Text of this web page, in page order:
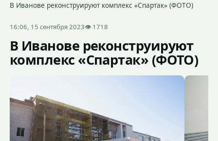
В Иванове реконструируют комплекс «Спартак» (ФОТО)
16:06, 15 сентября 2023👁 1718
В Иванове реконструируют
комплекс «Спартак» (ФОТО)